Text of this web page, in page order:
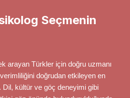
Seçmenin
arayan Türkler için doğru uzmanı
doğrudan etkileyen en
Dil, kültür ve göç deneyimi gibi